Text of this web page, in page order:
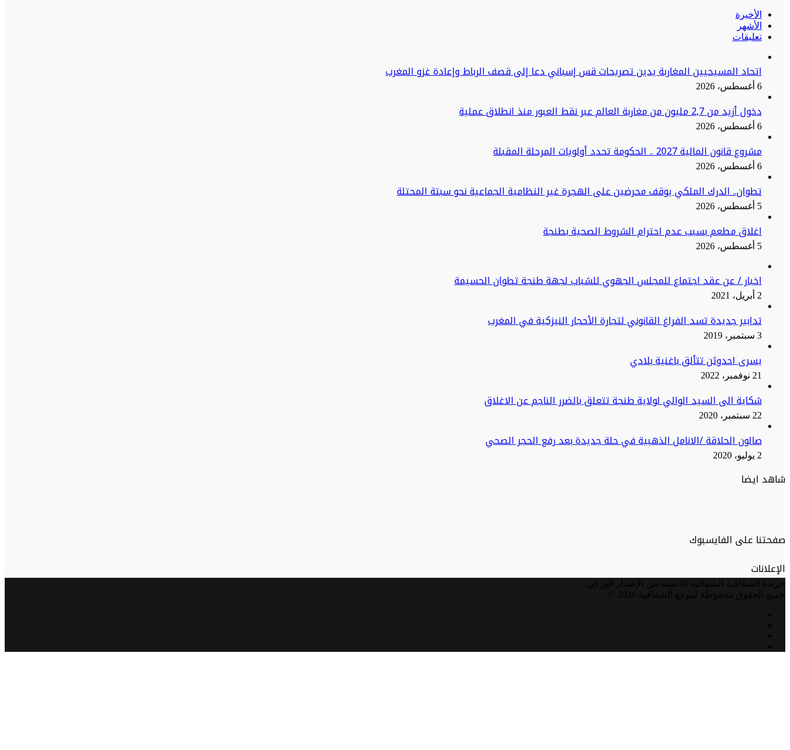
الأخيرة
الأشهر
تعليقات
اتحاد المسيحيين المغاربة يدين تصريحات قس إسباني دعا إلى قصف الرباط وإعادة غزو المغرب
6 أغسطس، 2026
دخول أزيد من 2,7 مليون من مغاربة العالم عبر نقط العبور منذ انطلاق عملية
6 أغسطس، 2026
مشروع قانون المالية 2027 .. الحكومة تحدد أولويات المرحلة المقبلة
6 أغسطس، 2026
تطوان.. الدرك الملكي يوقف محرضين على الهجرة غير النظامية الجماعية نحو سبتة المحتلة
5 أغسطس، 2026
اغلاق مطعم بسبب عدم احترام الشروط الصحية بطنجة
5 أغسطس، 2026
اخبار / عن عقد اجتماع للمجلس الجهوي للشباب لجهة طنجة تطوان الحسيمة
2 أبريل، 2021
تدابير جديدة تسد الفراغ القانوني لتجارة الأحجار النيزكية في المغرب
3 سبتمبر، 2019
يسرى احدوثن تتألق باغنية بلادي
21 نوفمبر، 2022
شكاية الى السيد الوالي لولاية طنجة تتعلق بالضرر الناجم عن الاغلاق
22 سبتمبر، 2020
صالون الحلاقة /الانامل الذهبية في حلة جديدة بعد رفع الحجر الصحي
2 يوليو، 2020
شاهد ايضا
صفحتنا على الفايسبوك
الإعلانات